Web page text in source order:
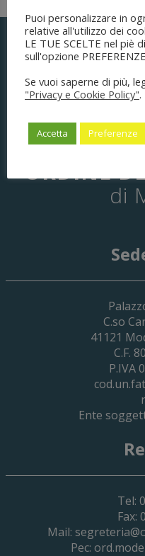
29 Giugno 2026
Cassa
2030
ORDINE
di
C.so
41121
C.F.
P.IVA
Ente
Tel:
Fax:
Mail:
Pec:
Puoi personalizzare in
relative all'utilizzo dei
LE TUE SCELTE nel piè
sull'opzione
Se vuoi saperne di più,
"Privacy e Cookie Policy".
Accetta Preferenze